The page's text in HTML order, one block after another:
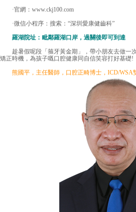
·官網：www.ckj100.com
·微信小程序：搜索：“深圳愛康健齒科”
羅湖院址：毗鄰羅湖口岸，過關後即可到達
趁暑假呢段「箍牙黃金期」，帶小朋友去做一
矯正時機，為孩子嘅口腔健康同自信笑容打好基礎!
熊國平，主任醫師，口腔正畸博士，ICD/WSA